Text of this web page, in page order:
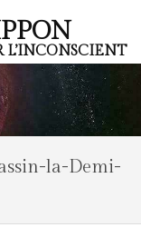
L’INCONSCIENT
la-Demi-